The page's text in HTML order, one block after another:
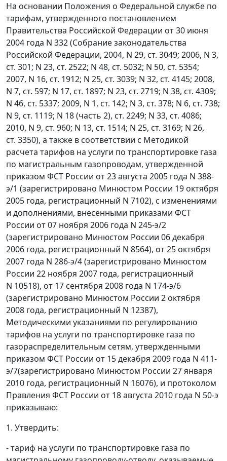
На основании Положения о Федеральной службе по
тарифам, утвержденного постановлением
Правительства Российской Федерации от 30 июня
2004 года N 332 (Собрание законодательства
Российской Федерации, 2004, N 29, ст. 3049; 2006, N 3,
ст. 301; N 23, ст. 2522; N 48, ст. 5032; N 50, ст. 5354;
2007, N 16, ст. 1912; N 25, ст. 3039; N 32, ст. 4145; 2008,
N 7, ст. 597; N 17, ст. 1897; N 23, ст. 2719; N 38, ст. 4309;
N 46, ст. 5337; 2009, N 1, ст. 142; N 3, ст. 378; N 6, ст. 738;
N 9, ст. 1119; N 18 (часть 2), ст. 2249; N 33, ст. 4086;
2010, N 9, ст. 960; N 13, ст. 1514; N 25, ст. 3169; N 26,
ст. 3350), а также в соответствии с Методикой
расчета тарифов на услуги по транспортировке газа
по магистральным газопроводам, утвержденной
приказом ФСТ России от 23 августа 2005 года N 388-
э/1 (зарегистрировано Минюстом России 19 октября
2005 года, регистрационный N 7102), с изменениями
и дополнениями, внесенными приказами ФСТ
России от 07 ноября 2006 года N 245-э/2
(зарегистрировано Минюстом России 06 декабря
2006 года, регистрационный N 8564), от 25 октября
2007 года N 286-э/4 (зарегистрировано Минюстом
России 22 ноября 2007 года, регистрационный
N 10518), от 17 сентября 2008 года N 174-э/6
(зарегистрировано Минюстом России 2 октября
2008 года, регистрационный N 12387),
Методическими указаниями по регулированию
тарифов на услуги по транспортировке газа по
газораспределительным сетям, утвержденными
приказом ФСТ России от 15 декабря 2009 года N 411-
э/7(зарегистрировано Минюстом России 27 января
2010 года, регистрационный N 16076), и протоколом
Правления ФСТ России от 18 августа 2010 года N 50-э
приказываю:
1. Утвердить:
- тариф на услуги по транспортировке газа по